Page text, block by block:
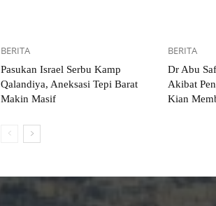
BERITA
Pasukan Israel Serbu Kamp
Qalandiya, Aneksasi Tepi Barat
Makin Masif
BERITA
Dr Abu
Akibat
Kian